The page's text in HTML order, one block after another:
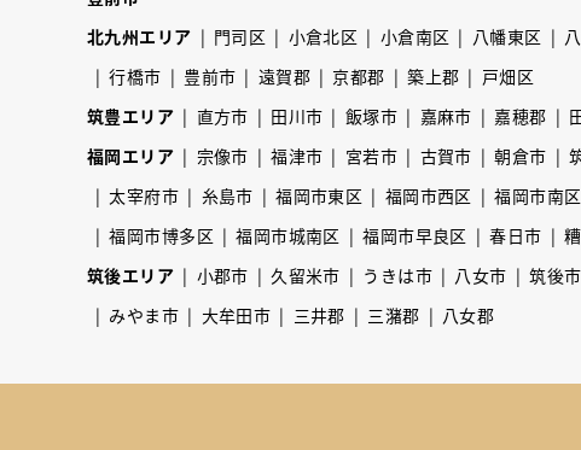
北九州エリア
門司区 小倉北区 小倉南区 八幡東区
行橋市
豊前市 遠賀郡 京都郡 築上郡
戸畑区
筑豊エリア
直方市 田川市 飯塚市 嘉麻市 嘉穂郡
福岡エリア
宗像市 福津市 宮若市 古賀市 朝倉市
太宰府市
糸島市 福岡市東区 福岡市西区 福岡市南区
福岡市博多区
福岡市城南区 福岡市早良区 春日市
筑後エリア
小郡市 久留米市 うきは市 八女市 筑後市
みやま市
大牟田市 三井郡 三潴郡 八女郡